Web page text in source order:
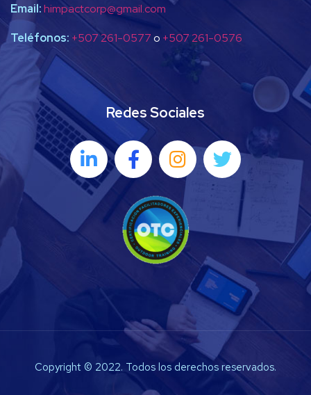
Email:himpactcorp@gmail.com
Teléfonos: +507 261-0577o +507 261-0576
Redes Sociales
Copyright © 2022. Todos los derechos reservados.